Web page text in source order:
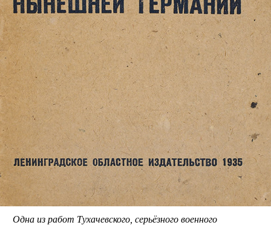
Одна из работ Тухачевского, серьёзного военного